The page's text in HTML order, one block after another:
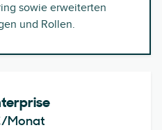
sowie erweiterten
und Rollen.
/Monat